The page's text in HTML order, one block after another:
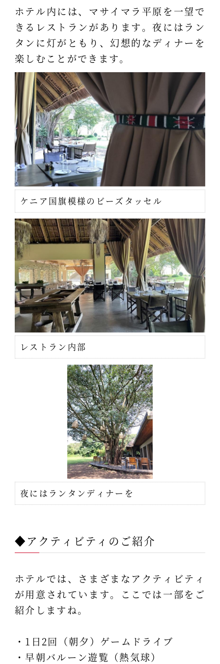
ホテル内には、マサイマラ平原を一望で
きるレストランがあります。夜にはラン
タンに灯がともり、幻想的なディナーを
楽しむことができます。
ケニア国旗模様のビーズタッセル
レストラン内部
夜にはランタンディナーを
◆アクティビティのご紹介
ホテルでは、さまざまなアクティビティ
が用意されています。ここでは一部をご
紹介しますね。
・1日2回（朝夕）ゲームドライブ
・早朝バルーン遊覧（熱気球）